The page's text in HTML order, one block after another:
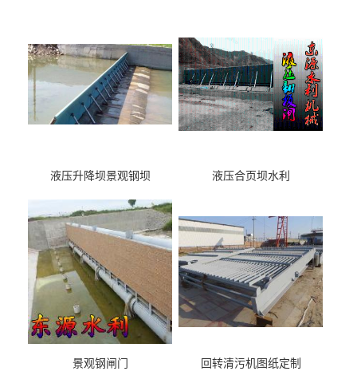
液压升降坝景观钢坝 液压合页坝水利
景观钢闸门 回转清污机图纸定制